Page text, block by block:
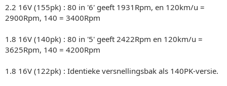
2.2 16V (155pk) : 80 in '6' geeft 1931Rpm, en 120km/u =
2900Rpm, 140 = 3400Rpm
1.8 16V (140pk) : 80 in '5' geeft 2422Rpm en 120km/u =
3625Rpm, 140 = 4200Rpm
1.8 16V (122pk) : Identieke versnellingsbak als 140PK-versie.